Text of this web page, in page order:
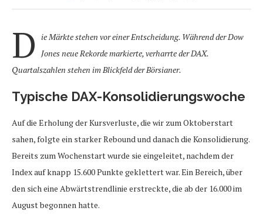
D ie Märkte stehen vor einer Entscheidung. Während der Dow
Jones neue Rekorde markierte, verharrte der DAX.
Quartalszahlen stehen im Blickfeld der Börsianer.
Typische DAX-Konsolidierungswoche
Auf die Erholung der Kursverluste, die wir zum Oktoberstart
sahen, folgte ein starker Rebound und danach die Konsolidierung.
Bereits zum Wochenstart wurde sie eingeleitet, nachdem der
Index auf knapp 15.600 Punkte geklettert war. Ein Bereich, über
den sich eine Abwärtstrendlinie erstreckte, die ab der 16.000 im
August begonnen hatte.